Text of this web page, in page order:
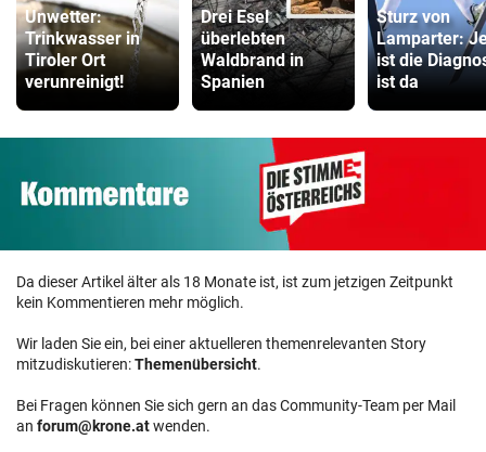
Unwetter:
Trinkwasser in
Tiroler Ort
verunreinigt!
Drei Esel
überlebten
Waldbrand in
Spanien
Sturz von
Lamparter:
ist die
ist da
Da dieser Artikel älter als 18 Monate ist, ist zum jetzigen Zeitpunkt
kein Kommentieren mehr möglich.
Wir laden Sie ein, bei einer aktuelleren themenrelevanten Story
mitzudiskutieren:Themenübersicht.
Bei Fragen können Sie sich gern an das Community-Team per Mail
an forum@krone.atwenden.